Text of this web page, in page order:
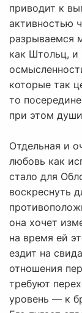
приводит к
активностью
разрываемся
как Штольц, и
которые так
то
при этом
Отдельная и
любовь как
стало для
воскреснуть
она хочет
на время ей
ездит на
отношения
требуют
уровень — к